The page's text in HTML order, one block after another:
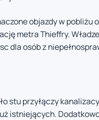
objazdy w pobliżu
metra Thieffry.
dla osób z
stu przyłączy
istniejących.